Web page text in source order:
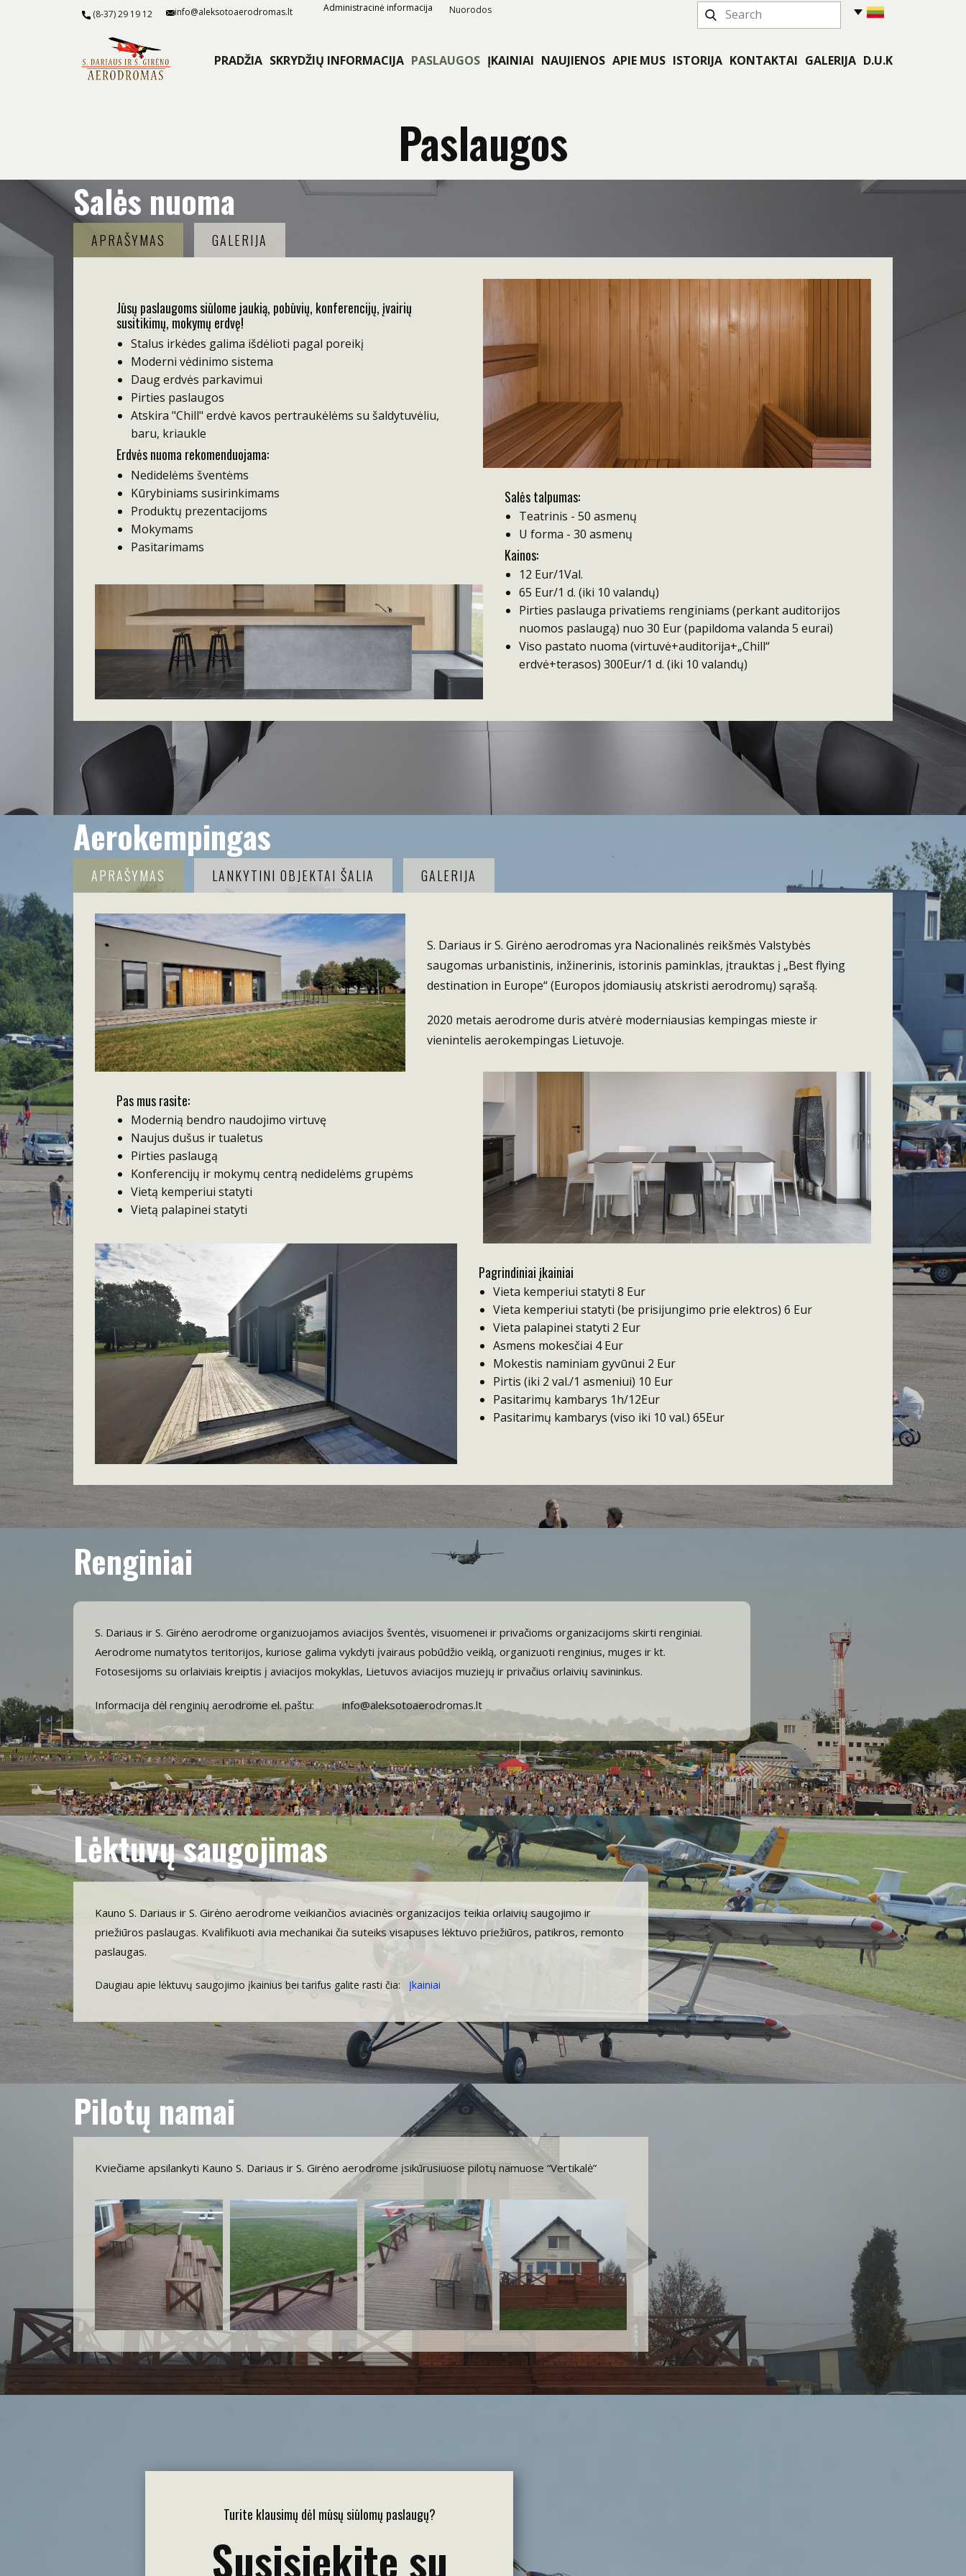
(8-37) 29 19 12 info@aleksotoaerodromas.lt Nuorodos
Administracinė informacija
PRADŽIA SKRYDŽIŲ INFORMACIJA PASLAUGOS ĮKAINIAI NAUJIENOS APIE MUS ISTORIJA KONTAKTAI GALERIJA D.U.K
Paslaugos
Salės nuoma
APRAŠYMAS GALERIJA
Jūsų paslaugoms siūlome jaukią, pobūvių, konferencijų, įvairių
susitikimų, mokymų erdvę!
Stalus irkėdes galima išdėlioti pagal poreikį
Moderni vėdinimo sistema
Daug erdvės parkavimui
Pirties paslaugos
Atskira "Chill" erdvė kavos pertraukėlėms su šaldytuvėliu,
baru, kriaukle
Erdvės nuoma rekomenduojama:
Nedidelėms šventėms
Kūrybiniams susirinkimams
Produktų prezentacijoms
Mokymams
Pasitarimams
Salės talpumas:
Teatrinis - 50 asmenų
U forma - 30 asmenų
Kainos:
12 Eur/1Val.
65 Eur/1 d. (iki 10 valandų)
Pirties paslauga privatiems renginiams (perkant auditorijos
nuomos paslaugą) nuo 30 Eur (papildoma valanda 5 eurai)
Viso pastato nuoma (virtuvė+auditorija+„Chill“
erdvė+terasos) 300Eur/1 d. (iki 10 valandų)
Aerokempingas
APRAŠYMAS LANKYTINI OBJEKTAI ŠALIA GALERIJA
S. Dariaus ir S. Girėno aerodromas yra Nacionalinės reikšmės Valstybės
saugomas urbanistinis, inžinerinis, istorinis paminklas, įtrauktas į „Best flying
destination in Europe“ (Europos įdomiausių atskristi aerodromų) sąrašą.
2020 metais aerodrome duris atvėrė moderniausias kempingas mieste ir
vienintelis aerokempingas Lietuvoje.
Pas mus rasite:
Modernią bendro naudojimo virtuvę
Naujus dušus ir tualetus
Pirties paslaugą
Konferencijų ir mokymų centrą nedidelėms grupėms
Vietą kemperiui statyti
Vietą palapinei statyti
Pagrindiniai įkainiai
Vieta kemperiui statyti 8 Eur
Vieta kemperiui statyti (be prisijungimo prie elektros) 6 Eur
Vieta palapinei statyti 2 Eur
Asmens mokesčiai 4 Eur
Mokestis naminiam gyvūnui 2 Eur
Pirtis (iki 2 val./1 asmeniui) 10 Eur
Pasitarimų kambarys 1h/12Eur
Pasitarimų kambarys (viso iki 10 val.) 65Eur
Renginiai
S. Dariaus ir S. Girėno aerodrome organizuojamos aviacijos šventės, visuomenei ir privačioms organizacijoms skirti renginiai.
Aerodrome numatytos teritorijos, kuriose galima vykdyti įvairaus pobūdžio veiklą, organizuoti renginius, muges ir kt.
Fotosesijoms su orlaiviais kreiptis į aviacijos mokyklas, Lietuvos aviacijos muziejų ir privačius orlaivių savininkus.
Informacija dėl renginių aerodrome el. paštu: info@aleksotoaerodromas.lt
Lėktuvų saugojimas
Kauno S. Dariaus ir S. Girėno aerodrome veikiančios aviacinės organizacijos teikia orlaivių saugojimo ir
priežiūros paslaugas. Kvalifikuoti avia mechanikai čia suteiks visapuses lėktuvo priežiūros, patikros, remonto
paslaugas.
Daugiau apie lėktuvų saugojimo įkainius bei tarifus galite rasti čia: Įkainiai
Pilotų namai
Kviečiame apsilankyti Kauno S. Dariaus ir S. Girėno aerodrome įsikūrusiuose pilotų namuose “Vertikalė”
Turite klausimų dėl mūsų siūlomų paslaugų?
Susisiekite su